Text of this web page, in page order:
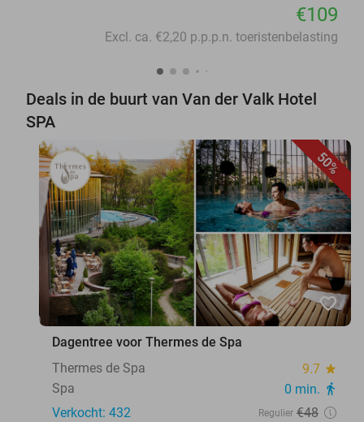
€109
Excl. ca. €2,20 p.p.p.n. toeristenbelasting
Deals in de buurt van Van der Valk Hotel
SPA
50%
favorite_border
Dagentree voor Thermes de Spa
Thermes de Spa
9.7 star
Spa 0 min. directions_walk
Verkocht: 432 Regulier €48